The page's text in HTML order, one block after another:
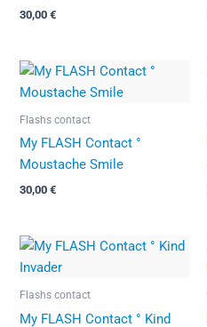
30,00€
Flashs contact
My FLASH Contact °
Moustache Smile
30,00€
Flashs contact
My FLASH Contact ° Kind